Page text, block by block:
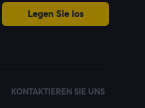
Legen Sie los
KONTAKTIEREN SIE UNS